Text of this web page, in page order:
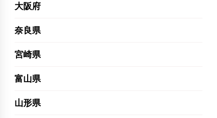
大阪府
奈良県
宮崎県
富山県
山形県